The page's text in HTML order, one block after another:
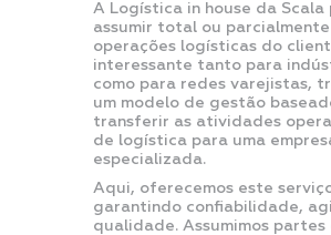
A Logística in house da Scala
assumir total ou parcialmente
operações logísticas do
interessante tanto para
como para redes varejistas,
um modelo de gestão
transferir as atividades
de logística para uma
especializada.
Aqui, oferecemos este
garantindo confiabilidade,
qualidade. Assumimos